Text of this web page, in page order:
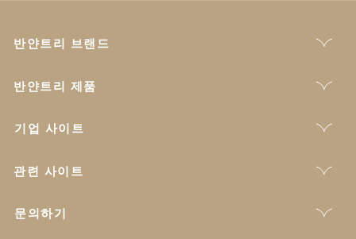
반얀트리 브랜드
반얀트리 제품
기업 사이트
관련 사이트
문의하기